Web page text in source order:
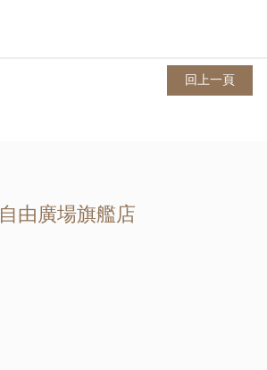
回上一頁
自由廣場旗艦店